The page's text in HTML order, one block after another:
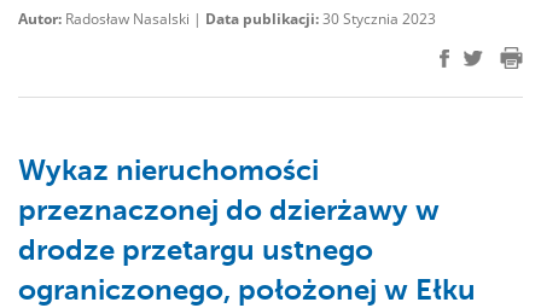
Autor: Radosław Nasalski | Data publikacji:30 Stycznia 2023
Wykaz nieruchomości
przeznaczonej do dzierżawy w
drodze przetargu ustnego
ograniczonego, położonej w Ełku